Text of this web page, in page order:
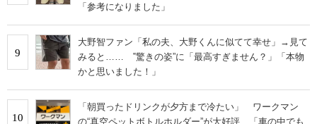
「参考になりました」
9
大野智ファン「私の夫、大野くんに似てて幸せ」→見て
みると…… ‟驚きの姿”に「最高すぎません？」「本物
かと思いました！」
10
「朝買ったドリンクが夕方まで冷たい」 ワークマン
の“真空ペットボトルホルダー”が大好評 「車の中でも